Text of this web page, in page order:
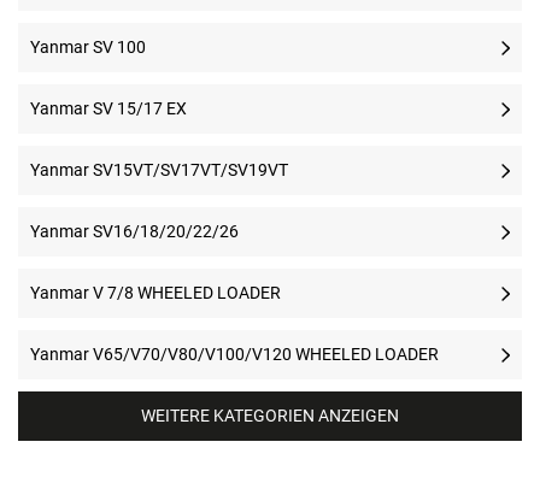
Yanmar SV 100
Yanmar SV 15/17 EX
Yanmar SV15VT/SV17VT/SV19VT
Yanmar SV16/18/20/22/26
Yanmar V 7/8 WHEELED LOADER
Yanmar V65/V70/V80/V100/V120 WHEELED LOADER
WEITERE KATEGORIEN ANZEIGEN